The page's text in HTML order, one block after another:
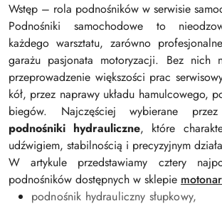
Wstęp – rola podnośników w serwisie
Podnośniki samochodowe to
każdego warsztatu, zarówno
garażu pasjonata motoryzacji. Bez nich
przeprowadzenie większości prac
kół, przez naprawy układu hamulcowego,
biegów. Najczęściej wybierane
podnośniki hydrauliczne, które
udźwigiem, stabilnością i precyzyjnym
W artykule przedstawiamy cztery
podnośników dostępnych w sklepie
podnośnik hydrauliczny słupkowy,